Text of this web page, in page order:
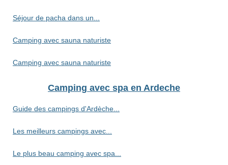
Séjour de pacha dans un...
Camping avec sauna naturiste
Camping avec sauna naturiste
Camping avec spa en Ardeche
Guide des campings d'Ardèche...
Les meilleurs campings avec...
Le plus beau camping avec spa...